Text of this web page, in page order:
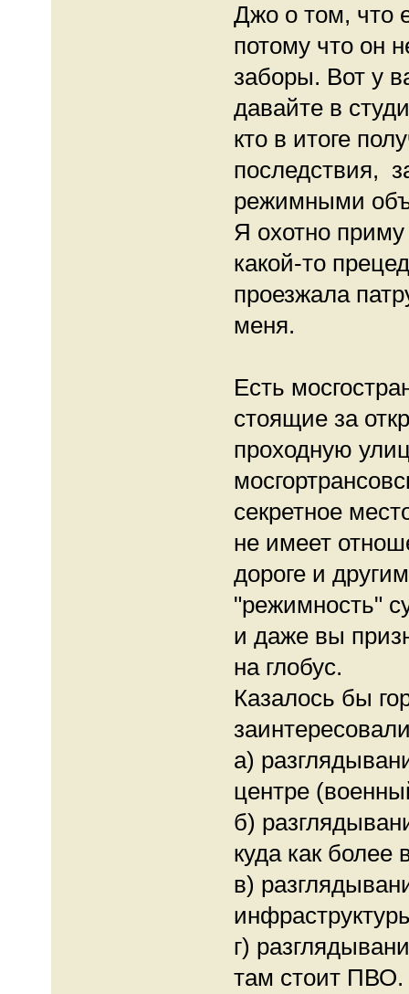
Джо о том, что
потому что он
заборы. Вот у
давайте в
кто в итоге
последствия,
режимными
Я охотно
какой-то
проезжала
меня.
Есть
стоящие за
проходную
секретное
не имеет
дороге и
"режимность"
и даже вы
на глобус.
Казалось бы
а)
центре
б)
куда как более
в)
г)
там стоит ПВО.